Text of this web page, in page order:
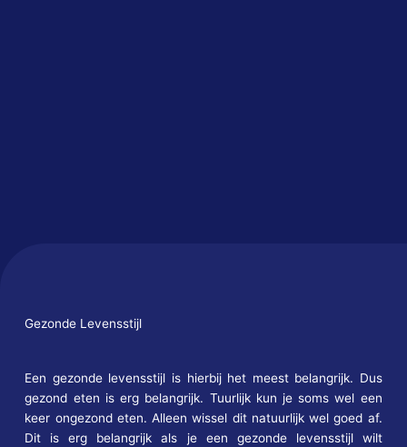
Gezonde Levensstijl
Een gezonde levensstijl is hierbij het meest belangrijk. Dus
gezond eten is erg belangrijk. Tuurlijk kun je soms wel een
keer ongezond eten. Alleen wissel dit natuurlijk wel goed af.
Dit is erg belangrijk als je een gezonde levensstijl wilt